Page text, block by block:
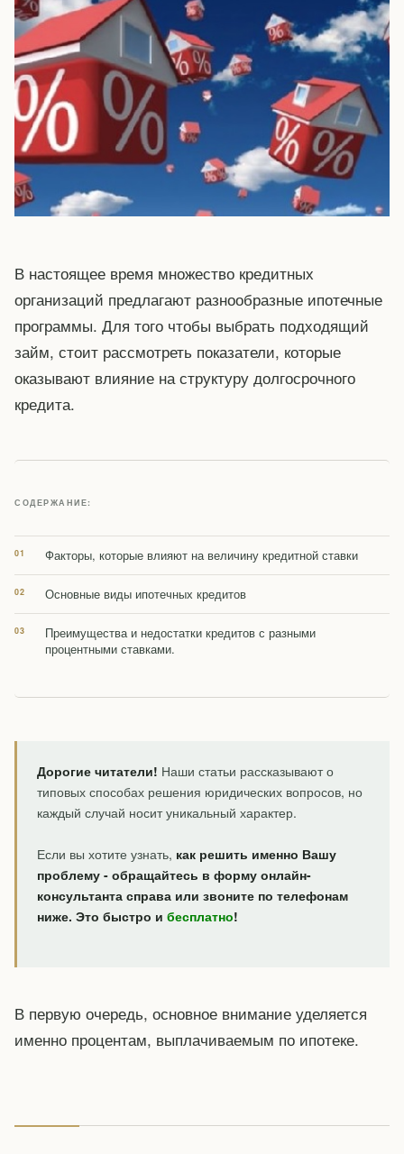
В настоящее время множество кредитных
организаций предлагают разнообразные ипотечные
программы. Для того чтобы выбрать подходящий
займ, стоит рассмотреть показатели, которые
оказывают влияние на структуру долгосрочного
кредита.
СОДЕРЖАНИЕ:
Факторы, которые влияют на величину кредитной ставки
Основные виды ипотечных кредитов
Преимущества и недостатки кредитов с разными
процентными ставками.
Дорогие читатели! Наши статьи рассказывают о
типовых способах решения юридических вопросов, но
каждый случай носит уникальный характер.
Если вы хотите узнать, как решить именно Вашу
проблему - обращайтесь в форму онлайн-
консультанта справа или звоните по телефонам
ниже. Это быстро и бесплатно!
В первую очередь, основное внимание уделяется
именно процентам, выплачиваемым по ипотеке.